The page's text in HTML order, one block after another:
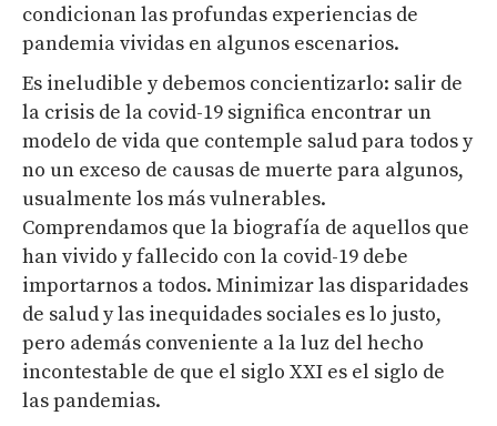
condicionan las profundas experiencias de
pandemia vividas en algunos escenarios.
Es ineludible y debemos concientizarlo: salir de
la crisis de la covid-19 significa encontrar un
modelo de vida que contemple salud para todos y
no un exceso de causas de muerte para algunos,
usualmente los más vulnerables.
Comprendamos que la biografía de aquellos que
han vivido y fallecido con la covid-19 debe
importarnos a todos. Minimizar las disparidades
de salud y las inequidades sociales es lo justo,
pero además conveniente a la luz del hecho
incontestable de que el siglo XXI es el siglo de
las pandemias.